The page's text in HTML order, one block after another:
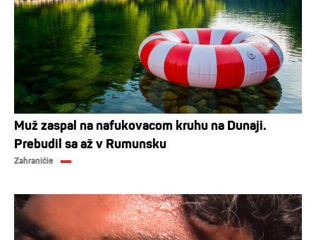
Muž zaspal na nafukovacom kruhu na Dunaji.
Prebudil sa až v Rumunsku
Zahraničie